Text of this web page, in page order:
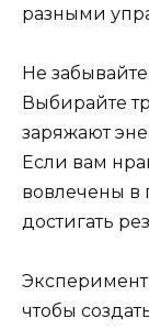
разными
Не
Выбирайте
заряжают
Если вам
вовлечены в
достигать
чтобы